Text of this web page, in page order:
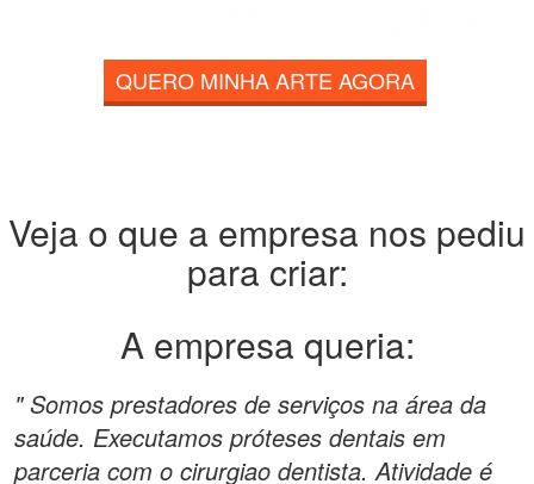
QUERO MINHA ARTE AGORA
Veja o que a empresa nos pediu
para criar:
A empresa queria:
" Somos prestadores de serviços na área da
saúde. Executamos próteses dentais em
parceria com o cirurgiao dentista. Atividade é